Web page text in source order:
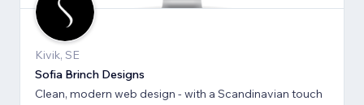
Kivik, SE
Sofia Brinch Designs
Clean, modern web design - with a Scandinavian touch